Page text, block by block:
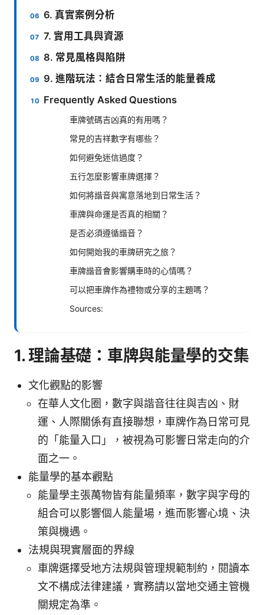
6. 真實案例分析
7. 實用工具與資源
8. 常見風格與陷阱
9. 進階玩法：結合日常生活的能量養成
Frequently Asked Questions
車牌號碼吉凶真的有用嗎？
常見的吉祥數字有哪些？
如何避免迷信過度？
五行怎麼影響車牌選擇？
如何將諧音與寓意落地到日常生活？
車牌與命運是否真的相關？
是否必須遵循諧音？
如何開始我的車牌研究之旅？
車牌諧音會影響購車時的心情嗎？
可以把車牌作為禮物或分享的主題嗎？
Sources:
1. 理論基礎：車牌與能量學的交集
文化觀點的影響
在華人文化圈，數字與諧音往往與吉凶、財
運、人際關係有直接聯想，車牌作為日常可見
的「能量入口」，被視為可影響日常走向的介
面之一。
能量學的基本觀點
能量學主張萬物皆有能量頻率，數字與字母的
組合可以影響個人能量場，進而影響心境、決
策與機遇。
法規與現實層面的界線
車牌選擇受地方法規與管理規範制約，閱讀本
文不構成法律建議，實務請以當地交通主管機
關規定為準。